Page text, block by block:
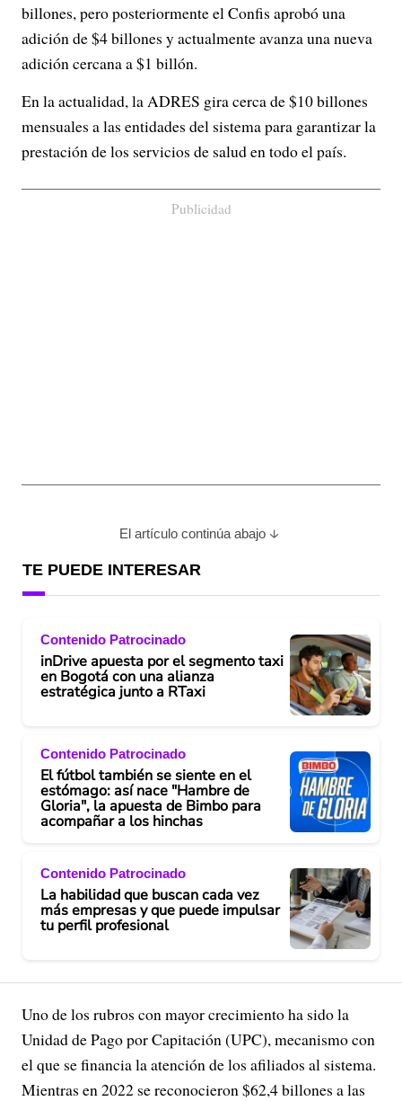
billones, pero posteriormente el Confis aprobó una
adición de $4 billones y actualmente avanza una nueva
adición cercana a $1 billón.
En la actualidad, la ADRES gira cerca de $10 billones
mensuales a las entidades del sistema para garantizar la
prestación de los servicios de salud en todo el país.
Publicidad
El artículo continúa abajo
TE PUEDE INTERESAR
Contenido Patrocinado
inDrive apuesta por el segmento taxi
en Bogotá con una alianza
estratégica junto a RTaxi
Contenido Patrocinado
El fútbol también se siente en el
estómago: así nace "Hambre de
Gloria", la apuesta de Bimbo para
acompañar a los hinchas
Contenido Patrocinado
La habilidad que buscan cada vez
más empresas y que puede impulsar
tu perfil profesional
Uno de los rubros con mayor crecimiento ha sido la
Unidad de Pago por Capitación (UPC), mecanismo con
el que se financia la atención de los afiliados al sistema.
Mientras en 2022 se reconocieron $62,4 billones a las